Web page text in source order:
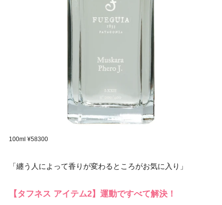
100ml ¥58300
「纏う人によって香りが変わるところがお気に入り」
【タフネス アイテム2】運動ですべて解決！